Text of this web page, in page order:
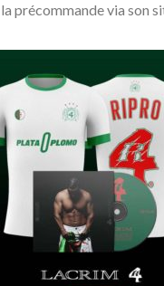
la précommande via son
Acheter